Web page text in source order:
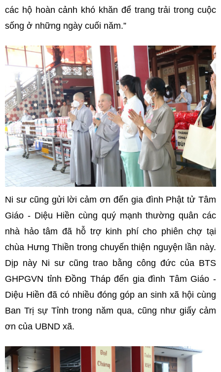
các hộ hoàn cảnh khó khăn để trang trải trong cuộc
sống ở những ngày cuối năm.”
Ni sư cũng gửi lời cảm ơn đến gia đình Phật tử Tâm
Giáo - Diệu Hiền cùng quý mạnh thường quân các
nhà hảo tâm đã hỗ trợ kinh phí cho phiên chợ tại
chùa Hưng Thiền trong chuyến thiện nguyện lần này.
Dịp này Ni sư cũng trao bằng công đức của BTS
GHPGVN tỉnh Đồng Tháp đến gia đình Tâm Giáo -
Diệu Hiền đã có nhiều đóng góp an sinh xã hội cùng
Ban Trị sự Tỉnh trong năm qua, cũng như giấy cảm
ơn của UBND xã.